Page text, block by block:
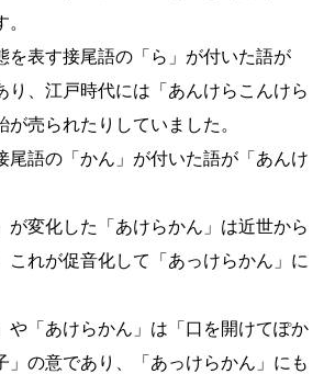
を表す接尾語の「ら」が付いた語が
り、江戸時代には「あんけらこんけら
が売られたりしていました。
尾語の「かん」が付いた語が「あんけ
が変化した「あけらかん」は近世から
これが促音化して「あっけらかん」に
や「あけらかん」は「口を開けてぽか
」の意であり、「あっけらかん」にも